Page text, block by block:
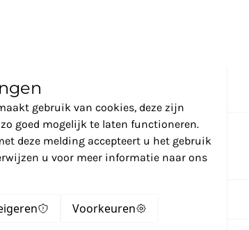
gebruik van cookies, deze zijn
goed mogelijk te laten functioneren.
deze melding accepteert u het gebruik
u voor meer informatie naar ons
Voorkeuren